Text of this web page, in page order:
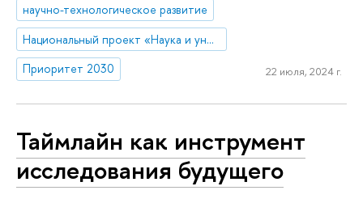
научно-технологическое развитие
Национальный проект «Наука и университеты»
Приоритет 2030
22 июля, 2024 г.
Таймлайн как инструмент
исследования будущего